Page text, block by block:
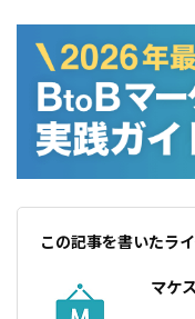
この記事を書いたラ
マケ